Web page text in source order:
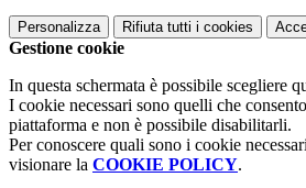
Personalizza Rifiuta tutti i cookies
Gestione cookie
In questa schermata è possibile scegliere
I cookie necessari sono quelli che
piattaforma e non è possibile disabilitarli.
Per conoscere quali sono i cookie
visionare la COOKIE POLICY.